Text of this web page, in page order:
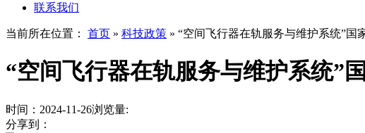
联系我们
当前所在位置： 首页 » 科技政策 » “空间飞行器在轨服务与维护系统”国
“空间飞行器在轨服务与维护系统”
时间：2024-11-26浏览量:
分享到：